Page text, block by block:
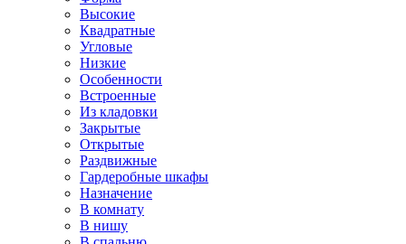
Высокие
Квадратные
Угловые
Низкие
Особенности
Встроенные
Из кладовки
Закрытые
Открытые
Раздвижные
Гардеробные шкафы
Назначение
В комнату
В нишу